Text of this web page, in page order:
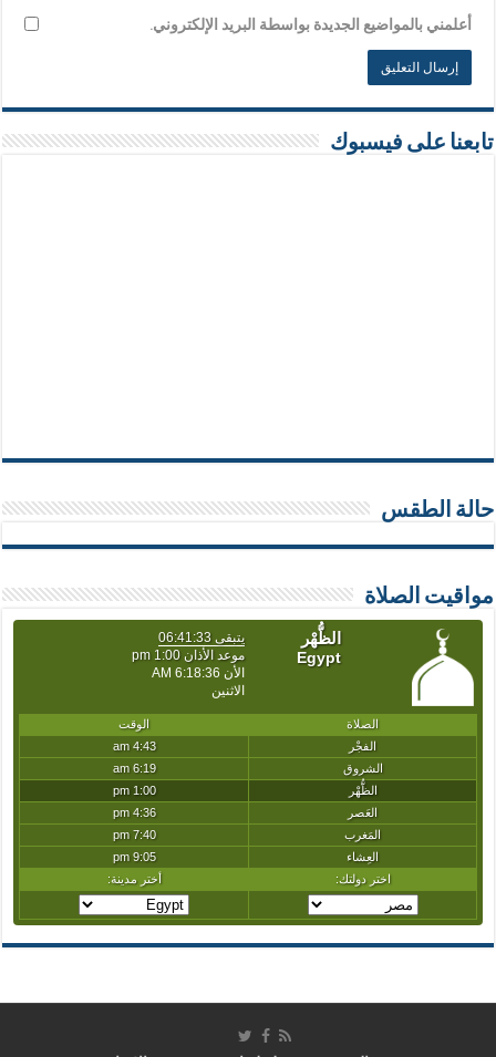
أعلمني بالمواضيع الجديدة بواسطة البريد الإلكتروني.
تابعنا على فيسبوك
حالة الطقس
مواقيت الصلاة